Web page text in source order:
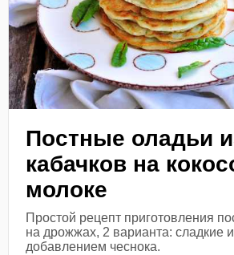
Постные оладьи
кабачков на
молоке
Простой рецепт приготовления
на дрожжах, 2 варианта: сладкие
добавлением чеснока.